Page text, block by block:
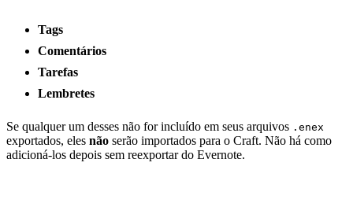
Tags
Comentários
Tarefas
Lembretes
Se qualquer um desses não for incluído em seus arquivos .enex
exportados, eles não serão importados para o Craft. Não há como
adicioná-los depois sem reexportar do Evernote.